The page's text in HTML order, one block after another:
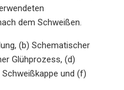
dem Schweißen.
(b) Schematischer
Glühprozess, (d)
und (f)